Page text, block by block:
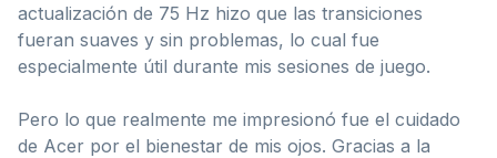
actualización de 75 Hz hizo que las transiciones
fueran suaves y sin problemas, lo cual fue
especialmente útil durante mis sesiones de juego.
Pero lo que realmente me impresionó fue el cuidado
de Acer por el bienestar de mis ojos. Gracias a la